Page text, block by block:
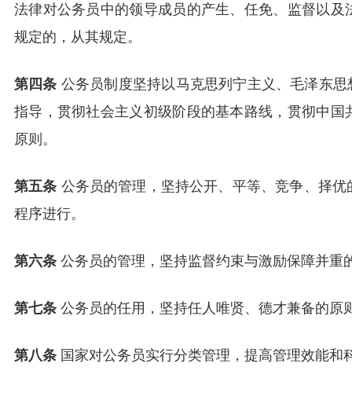
法律对公务员中的领导成员的产生、任免、监督以
规定的，从其规定。
第四条 公务员制度坚持以马克思列宁主义、毛泽东
指导，贯彻社会主义初级阶段的基本路线，贯彻中
原则。
第五条 公务员的管理，坚持公开、平等、竞争、择
程序进行。
第六条公务员的管理，坚持监督约束与激励保障并重
第七条公务员的任用，坚持任人唯贤、德才兼备的原
第八条国家对公务员实行分类管理，提高管理效能和